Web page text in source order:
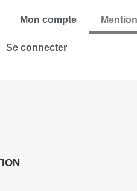
Mon compte
Se connecter